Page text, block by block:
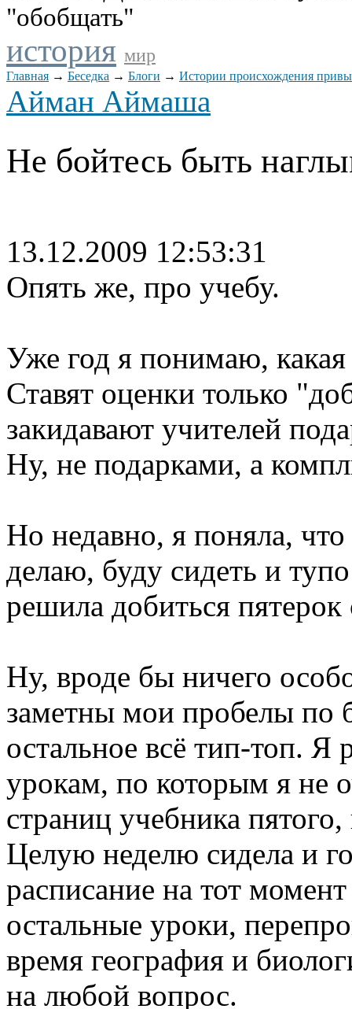
"обобщать"
история мир
Главная → Беседка → Блоги → Истории происхождения
Айман Аймаша
Не бойтесь быть
13.12.2009 12:53:31
Опять же, про учебу.
Уже год я понимаю,
Ставят оценки только
закидавают учителей
Ну, не подарками, а
Но недавно, я поняла,
делаю, буду сидеть и
решила добиться пятерок
Ну, вроде бы ничего
заметны мои пробелы по
остальное всё тип-топ. Я
урокам, по которым я не
страниц учебника
Целую неделю сидела и
расписание на тот
остальные уроки,
время география и
на любой вопрос.